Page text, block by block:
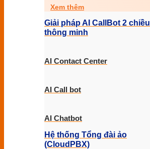
Xem thêm
Giải pháp AI CallBot 2 chiều
thông minh
AI Contact Center
AI Call bot
AI Chatbot
Hệ thống Tổng đài ảo
(CloudPBX)